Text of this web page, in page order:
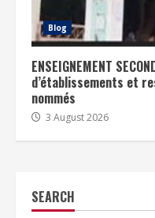
Blog
ENSEIGNEMENT
d’établissements et
nommés
3 August 2026
SEARCH